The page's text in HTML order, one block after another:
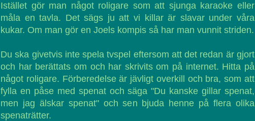
Istället gör man något roligare som att sjunga karaoke eller
måla en tavla. Det sägs ju att vi killar är slavar under våra
kukar. Om man gör en Joels kompis så har man vunnit striden.
Du ska givetvis inte spela tvspel eftersom att det redan är gjort
och har berättats om och har skrivits om på internet. Hitta på
något roligare. Förberedelse är jävligt overkill och bra, som att
fylla en påse med spenat och säga "Du kanske gillar spenat,
men jag älskar spenat" och sen bjuda henne på flera olika
spenaträtter.